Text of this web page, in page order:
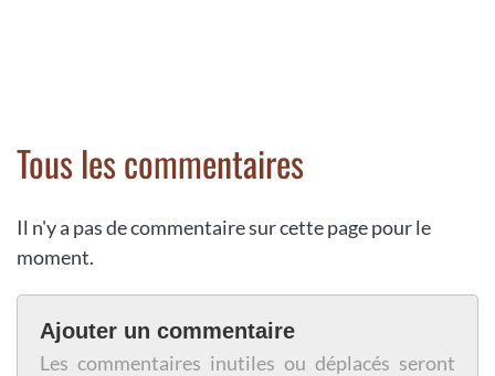
Tous les commentaires
Il n'y a pas de commentaire sur cette page pour le
moment.
Ajouter un commentaire
Les commentaires inutiles ou déplacés seront